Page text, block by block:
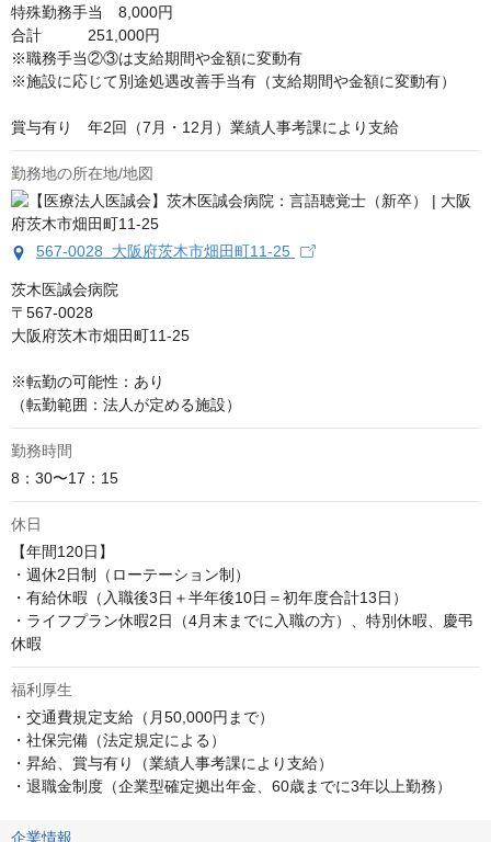
特殊勤務手当　8,000円
合計　　　251,000円
※職務手当②③は支給期間や金額に変動有
※施設に応じて別途処遇改善手当有（支給期間や金額に変動有）
賞与有り　年2回（7月・12月）業績人事考課により支給
勤務地の所在地/地図
567-0028 大阪府茨木市畑田町11-25
茨木医誠会病院
〒567-0028
大阪府茨木市畑田町11-25
※転勤の可能性：あり
（転勤範囲：法人が定める施設）
勤務時間
8：30〜17：15
休日
【年間120日】
・週休2日制（ローテーション制）
・有給休暇（入職後3日＋半年後10日＝初年度合計13日）
・ライフプラン休暇2日（4月末までに入職の方）、特別休暇、慶弔
休暇
福利厚生
・交通費規定支給（月50,000円まで）
・社保完備（法定規定による）
・昇給、賞与有り（業績人事考課により支給）
・退職金制度（企業型確定拠出年金、60歳までに3年以上勤務）
企業情報